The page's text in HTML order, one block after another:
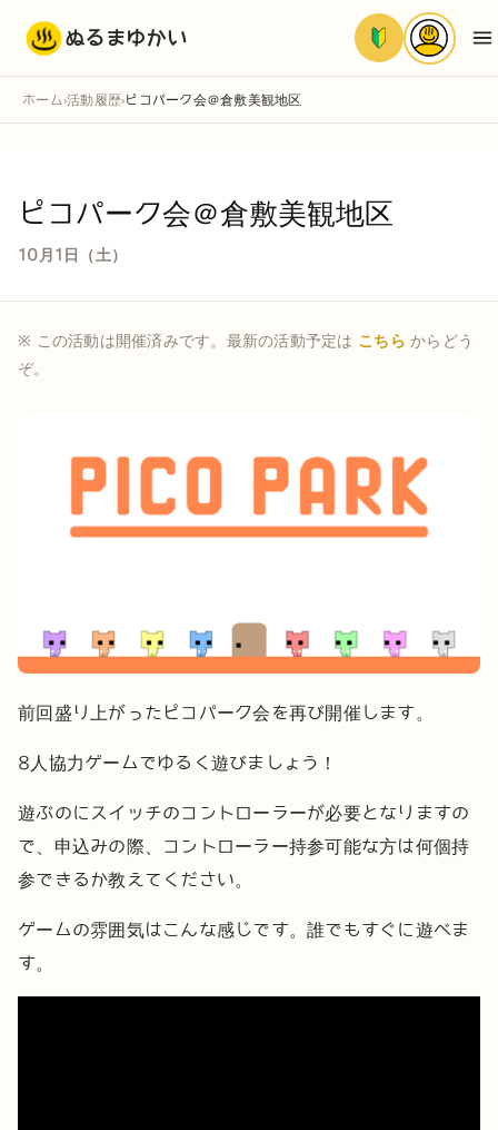
ぬるまゆかい
ホーム ›活動履歴› ピコパーク会＠倉敷美観地区
ピコパーク会＠倉敷美観地区
10月1日（土）
※ この活動は開催済みです。最新の活動予定は こちら からどう
ぞ。
前回盛り上がったピコパーク会を再び開催します。
8人協力ゲームでゆるく遊びましょう！
遊ぶのにスイッチのコントローラーが必要となりますの
で、申込みの際、コントローラー持参可能な方は何個持
参できるか教えてください。
ゲームの雰囲気はこんな感じです。誰でもすぐに遊べま
す。